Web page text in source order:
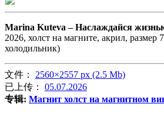
Marina Kuteva –Наслаждайся
2026, холст на магните, акрил, размер
холодильник)
文件： 2560×2557 px (2.5 Mb)
已上传： 05.07.2026
专辑: Магнит холст на магнитном